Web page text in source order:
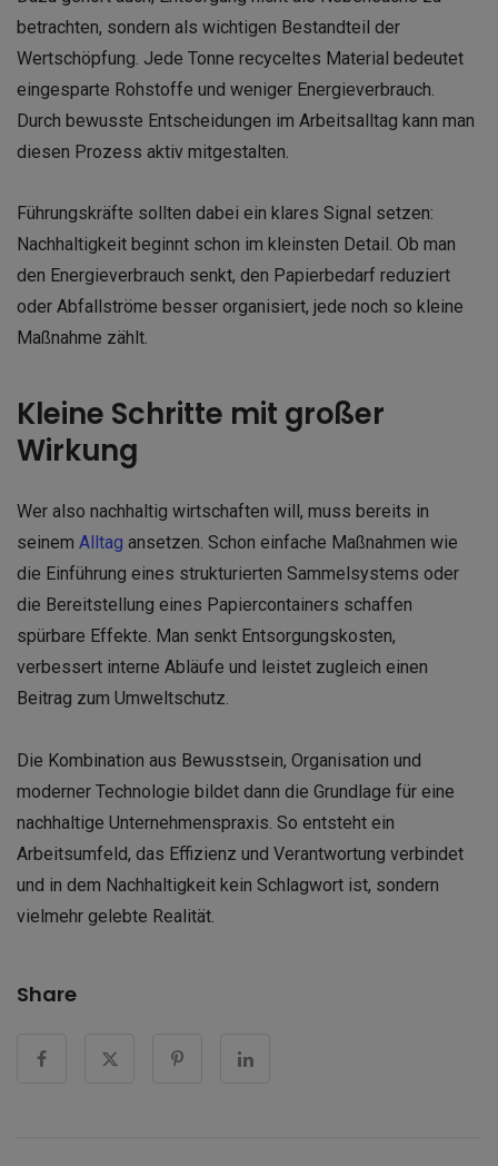
betrachten, sondern als wichtigen Bestandteil der
Wertschöpfung. Jede Tonne recyceltes Material bedeutet
eingesparte Rohstoffe und weniger Energieverbrauch.
Durch bewusste Entscheidungen im Arbeitsalltag kann man
diesen Prozess aktiv mitgestalten.
Führungskräfte sollten dabei ein klares Signal setzen:
Nachhaltigkeit beginnt schon im kleinsten Detail. Ob man
den Energieverbrauch senkt, den Papierbedarf reduziert
oder Abfallströme besser organisiert, jede noch so kleine
Maßnahme zählt.
Kleine Schritte mit großer
Wirkung
Wer also nachhaltig wirtschaften will, muss bereits in
seinem Alltag ansetzen. Schon einfache Maßnahmen wie
die Einführung eines strukturierten Sammelsystems oder
die Bereitstellung eines Papiercontainers schaffen
spürbare Effekte. Man senkt Entsorgungskosten,
verbessert interne Abläufe und leistet zugleich einen
Beitrag zum Umweltschutz.
Die Kombination aus Bewusstsein, Organisation und
moderner Technologie bildet dann die Grundlage für eine
nachhaltige Unternehmenspraxis. So entsteht ein
Arbeitsumfeld, das Effizienz und Verantwortung verbindet
und in dem Nachhaltigkeit kein Schlagwort ist, sondern
vielmehr gelebte Realität.
Share